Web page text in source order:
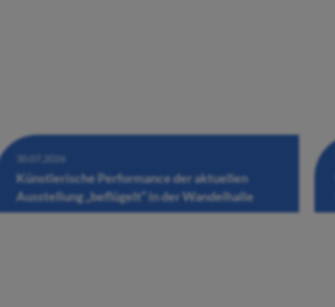
30.07.2026
Künstlerische Performance der aktuellen
Ausstellung „beflügelt“ in der Wandelhalle